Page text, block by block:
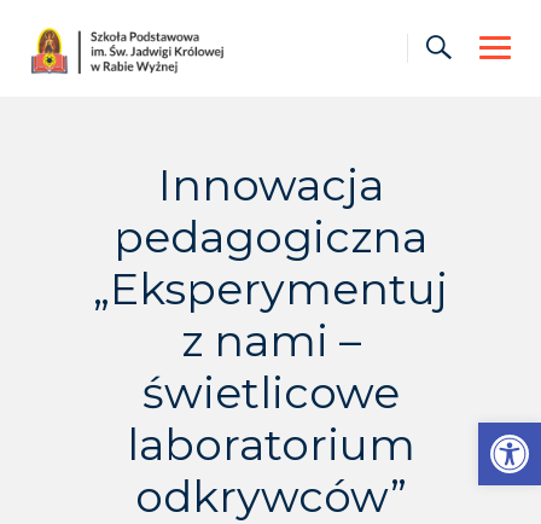
Otwórz pasek narzędzi
content
Innowacja
pedagogiczna
„Eksperymentuj
z nami –
świetlicowe
laboratorium
odkrywców”